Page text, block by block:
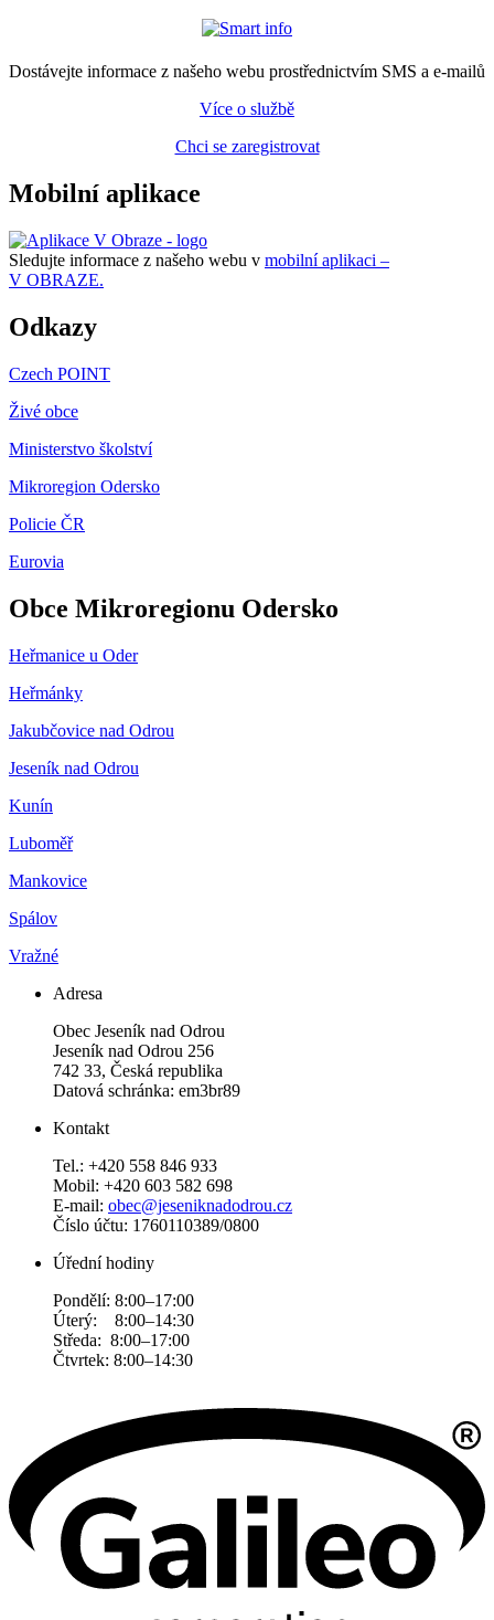
Dostávejte informace z našeho webu prostřednictvím SMS a e-mailů
Více o službě
Chci se zaregistrovat
Mobilní aplikace
Sledujte informace z našeho webu v mobilní aplikaci –
V OBRAZE.
Odkazy
Czech POINT
Živé obce
Ministerstvo školství
Mikroregion Odersko
Policie ČR
Eurovia
Obce Mikroregionu Odersko
Heřmanice u Oder
Heřmánky
Jakubčovice nad Odrou
Jeseník nad Odrou
Kunín
Luboměř
Mankovice
Spálov
Vražné
Adresa
Obec Jeseník nad Odrou
Jeseník nad Odrou 256
742 33, Česká republika
Datová schránka: em3br89
Kontakt
Tel.: +420 558 846 933
Mobil: +420 603 582 698
E-mail: obec@jeseniknadodrou.cz
Číslo účtu: 1760110389/0800
Úřední hodiny
Pondělí: 8:00–17:00
Úterý: 8:00–14:30
Středa: 8:00–17:00
Čtvrtek: 8:00–14:30